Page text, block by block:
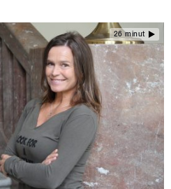
26 minut